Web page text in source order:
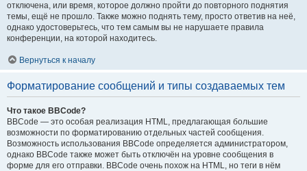
отключена, или время, которое должно пройти до повторного поднятия
темы, ещё не прошло. Также можно поднять тему, просто ответив на неё,
однако удостоверьтесь, что тем самым вы не нарушаете правила
конференции, на которой находитесь.
Вернуться к началу
Форматирование сообщений и типы создаваемых тем
Что такое BBCode?
BBCode — это особая реализация HTML, предлагающая большие
возможности по форматированию отдельных частей сообщения.
Возможность использования BBCode определяется администратором,
однако BBCode также может быть отключён на уровне сообщения в
форме для его отправки. BBCode очень похож на HTML, но теги в нём